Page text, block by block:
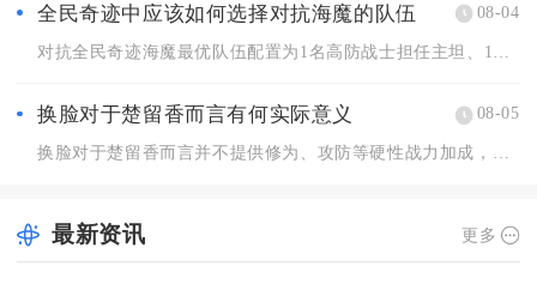
全民奇迹中应该如何选择对抗海魔的队伍 08-04
换脸对于楚留香而言有何实际意义 08-05
换脸对于楚留香而言并不提供修为、攻防等硬性战力加成，核心实际...
最新资讯 更多